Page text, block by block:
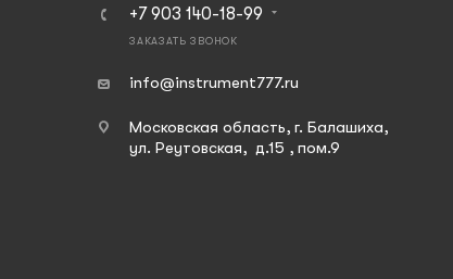
+7 903 140-18-99
ЗАКАЗАТЬ ЗВОНОК
info@instrument777.ru
Московская область, г. Балашиха,
ул. Реутовская, д.15 , пом.9